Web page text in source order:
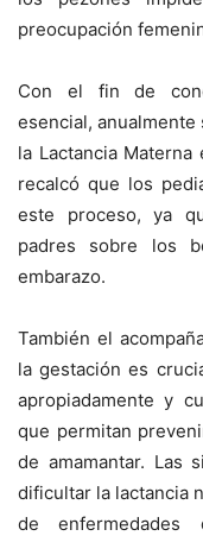
preocupación
Con el fin de
esencial, anualmente
la LactanciaMaterna
recalcó que los
este proceso, ya
padres sobre los
embarazo.
También el
la gestación es
apropiadamente y
que permitan
de amamantar. Las
dificultar la lactancia
de